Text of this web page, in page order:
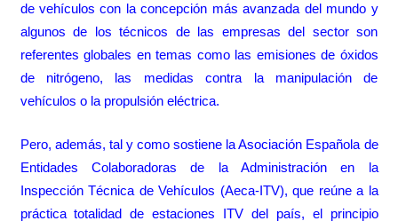
de vehículos con la concepción más avanzada del mundo y
algunos de los técnicos de las empresas del sector son
referentes globales en temas como las emisiones de óxidos
de nitrógeno, las medidas contra la manipulación de
vehículos o la propulsión eléctrica.
Pero, además, tal y como sostiene la Asociación Española de
Entidades Colaboradoras de la Administración en la
Inspección Técnica de Vehículos (Aeca-ITV), que reúne a la
práctica totalidad de estaciones ITV del país, el principio